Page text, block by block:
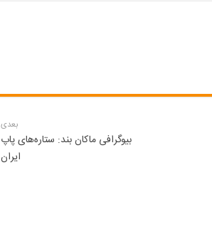
بعدی
بیوگرافی ماکان بند: ستاره‌های پاپ
ایران